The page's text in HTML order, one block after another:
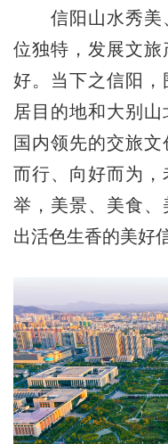
信阳山水秀美
位独特，发展文
好。当下之信阳
居目的地和大别
国内领先的交旅
而行、向好而为
举，美景、美食
出活色生香的美好